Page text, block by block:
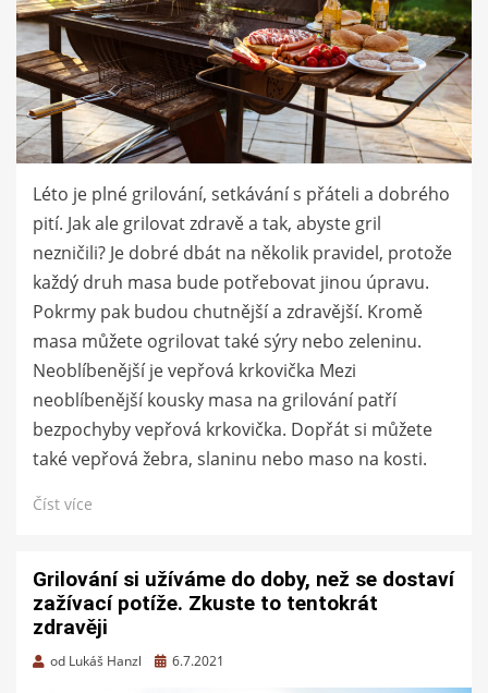
Léto je plné grilování, setkávání s přáteli a dobrého
pití. Jak ale grilovat zdravě a tak, abyste gril
nezničili? Je dobré dbát na několik pravidel, protože
každý druh masa bude potřebovat jinou úpravu.
Pokrmy pak budou chutnější a zdravější. Kromě
masa můžete ogrilovat také sýry nebo zeleninu.
Neoblíbenější je vepřová krkovička Mezi
neoblíbenější kousky masa na grilování patří
bezpochyby vepřová krkovička. Dopřát si můžete
také vepřová žebra, slaninu nebo maso na kosti.
Číst více
Grilování si užíváme do doby, než se dostaví
zažívací potíže. Zkuste to tentokrát
zdravěji
od Lukáš Hanzl
Zveřejněno
6.7.2021